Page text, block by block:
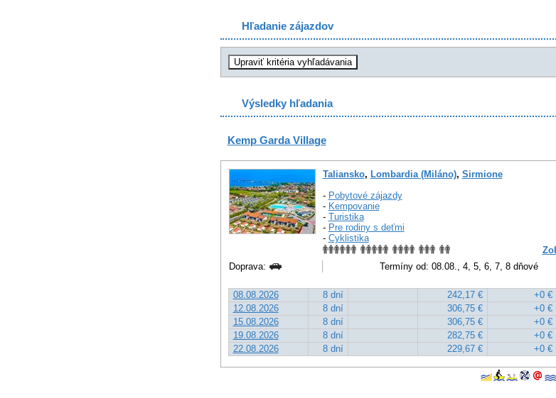
Hľadanie zájazdov
Výsledky hľadania
Kemp Garda Village
Taliansko, Lombardia (Miláno), Sirmione
- Pobytové zájazdy
- Kempovanie
- Turistika
- Pre rodiny s deťmi
- Cyklistika
Doprava:
Termíny od: 08.08., 4, 5, 6, 7, 8 dňové
08.08.2026 8 dní 242,17 €
+0 €
12.08.2026
8 dní 306,75 €
+0 €
15.08.2026
8 dní 306,75 €
+0 €
19.08.2026
8 dní 282,75 €
+0 €
22.08.2026
8 dní 229,67 € +0 €